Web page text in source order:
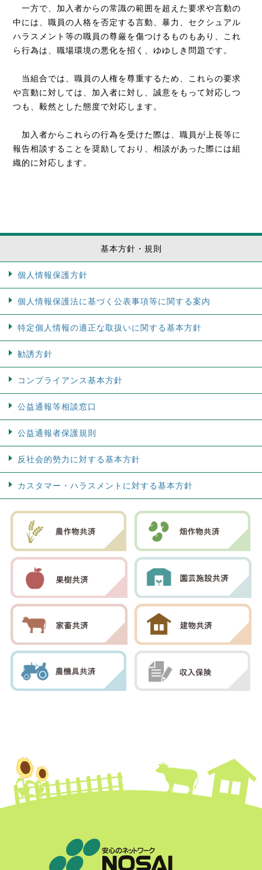
一方で、加入者からの常識の範囲を超えた要求や言動の
中には、職員の人格を否定する言動、暴力、セクシュアル
ハラスメント等の職員の尊厳を傷つけるものもあり、これ
ら行為は、職場環境の悪化を招く、ゆゆしき問題です。
当組合では、職員の人権を尊重するため、これらの要求
や言動に対しては、加入者に対し、誠意をもって対応しつ
つも、毅然とした態度で対応します。
加入者からこれらの行為を受けた際は、職員が上長等に
報告相談することを奨励しており、相談があった際には組
織的に対応します。
基本方針・規則
個人情報保護方針
個人情報保護法に基づく公表事項等に関する案内
特定個人情報の適正な取扱いに関する基本方針
勧誘方針
コンプライアンス基本方針
公益通報等相談窓口
公益通報者保護規則
反社会的勢力に対する基本方針
カスタマー・ハラスメントに対する基本方針